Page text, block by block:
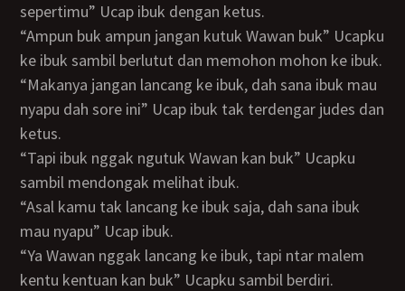
sepertimu” Ucap ibuk dengan ketus.
“Ampun buk ampun jangan kutuk Wawan buk” Ucapku
ke ibuk sambil berlutut dan memohon mohon ke ibuk.
“Makanya jangan lancang ke ibuk, dah sana ibuk mau
nyapu dah sore ini” Ucap ibuk tak terdengar judes dan
ketus.
“Tapi ibuk nggak ngutuk Wawan kan buk” Ucapku
sambil mendongak melihat ibuk.
“Asal kamu tak lancang ke ibuk saja, dah sana ibuk
mau nyapu” Ucap ibuk.
“Ya Wawan nggak lancang ke ibuk, tapi ntar malem
kentu kentuan kan buk” Ucapku sambil berdiri.